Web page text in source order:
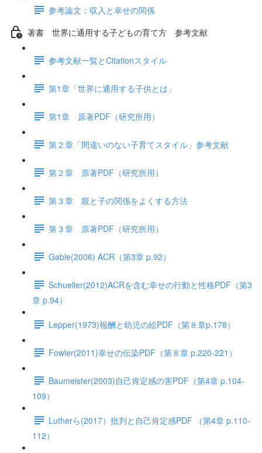
参考論文：収入と幸せの関係
著書 世界に通用する子どもの育て方 参考文献
参考文献一覧とCitationスタイル
第1章「世界に通用する子供とは」
第1章 原著PDF（研究所用）
第２章「間違いのない子育てスタイル」参考文献
第２章 原著PDF（研究所用）
第３章 親と子の関係をよくする方法
第３章 原著PDF（研究所用）
Gable(2006) ACR（第3章 p.92）
Schueller(2012)ACRを含む幸せの行動と性格PDF（第3
章 p.94）
Lepper(1973)報酬と幼児の絵PDF（第８章p.178）
Fowler(2011)幸せの伝染PDF（第８章 p.220-221）
Baumeister(2003)自己肯定感の害PDF（第4章 p.104-
109）
Lutherら(2017）批判と自己肯定感PDF （第4章 p.110-
112）